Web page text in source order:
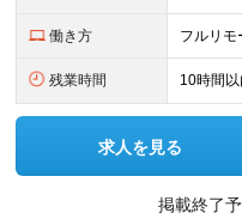
働き方 フルリモ
残業時間 10時間以
求人を見る
掲載終了予